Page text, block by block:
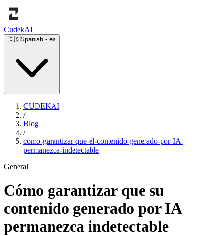
CudekAI
🇪🇸Spanish - es
CUDEKAI
/
Blog
/
cómo-garantizar-que-el-contenido-generado-por-IA-
permanezca-indetectable
General
Cómo garantizar que su
contenido generado por IA
permanezca indetectable